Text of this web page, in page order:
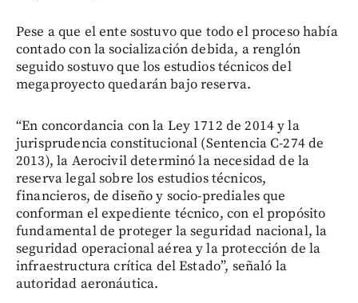
Pese a que el ente sostuvo que todo el proceso había
contado con la socialización debida, a renglón
seguido sostuvo que los estudios técnicos del
megaproyecto quedarán bajo reserva.
“En concordancia con la Ley 1712 de 2014 y la
jurisprudencia constitucional (Sentencia C-274 de
2013), la Aerocivil determinó la necesidad de la
reserva legal sobre los estudios técnicos,
financieros, de diseño y socio-prediales que
conforman el expediente técnico, con el propósito
fundamental de proteger la seguridad nacional, la
seguridad operacional aérea y la protección de la
infraestructura crítica del Estado”, señaló la
autoridad aeronáutica.